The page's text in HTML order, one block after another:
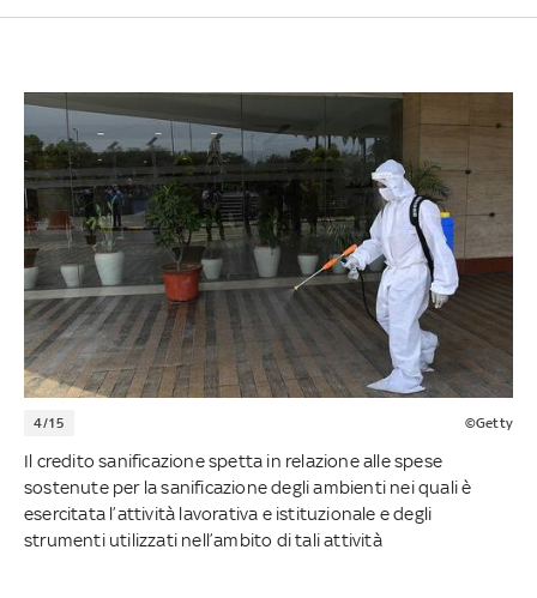
4/15 ©Getty
Il credito sanificazione spetta in relazione alle spese
sostenute per la sanificazione degli ambienti nei quali è
esercitata l’attività lavorativa e istituzionale e degli
strumenti utilizzati nell’ambito di tali attività